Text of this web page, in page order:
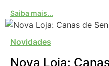
Saiba mais...
Novidades
Nova Loja: